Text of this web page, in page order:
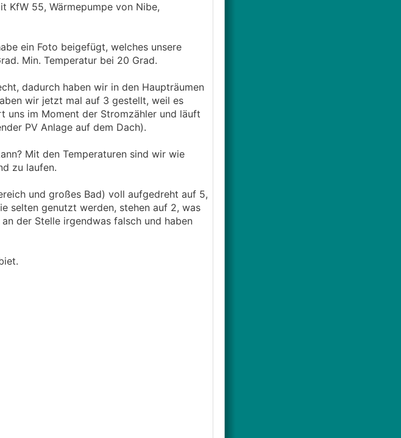
KfW 55, Wärmepumpe von Nibe,
ein Foto beigefügt, welches unsere
Min. Temperatur bei 20 Grad.
dadurch haben wir in den Haupträumen
wir jetzt mal auf 3 gestellt, weil es
uns im Moment der Stromzähler und läuft
PV Anlage auf dem Dach).
Mit den Temperaturen sind wir wie
zu laufen.
und großes Bad) voll aufgedreht auf 5,
selten genutzt werden, stehen auf 2, was
der Stelle irgendwas falsch und haben